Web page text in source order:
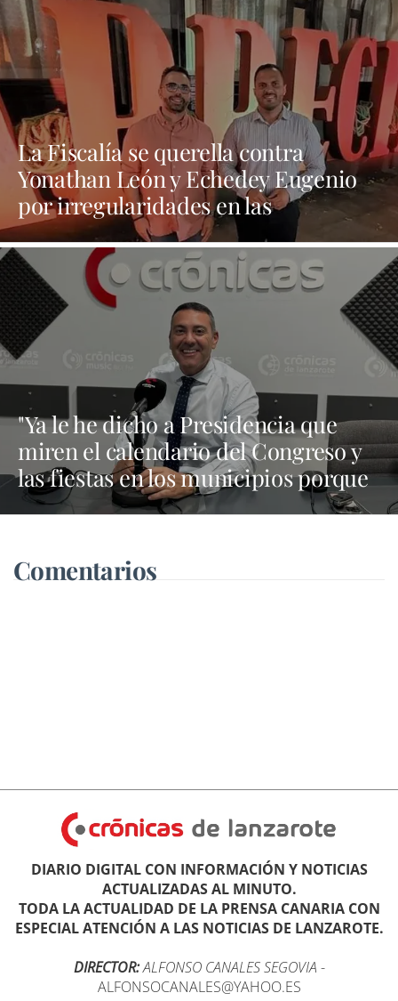
La Fiscalía se querella contra
Yonathan León y Echedey Eugenio
por irregularidades en las
contrataciones de las fiestas
"Ya le he dicho a Presidencia que
miren el calendario del Congreso y
las fiestas en los municipios porque
Dolores Corujo estaba en un fiesta
pleno"
Comentarios
DIARIO DIGITAL CON INFORMACIÓN Y NOTICIAS
ACTUALIZADAS AL MINUTO.
TODA LA ACTUALIDAD DE LA PRENSA CANARIA CON
ESPECIAL ATENCIÓN A LAS NOTICIAS DE LANZAROTE.
DIRECTOR:ALFONSO CANALES SEGOVIA -
ALFONSOCANALES@YAHOO.ES